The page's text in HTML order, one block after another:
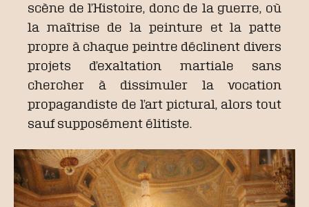
scène de l’Histoire, donc de la guerre, où
la maîtrise de la peinture et la patte
propre à chaque peintre déclinent divers
projets d’exaltation martiale sans
chercher à dissimuler la vocation
propagandiste de l’art pictural, alors tout
sauf supposément élitiste.